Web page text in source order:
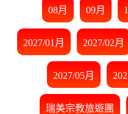
08月 09月
2027/01月 2027/02月
2027/05月
瑞美宗教旅遊團